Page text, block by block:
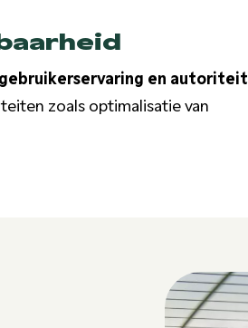
en autoriteit
zoals optimalisatie van